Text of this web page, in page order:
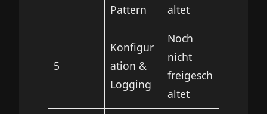
Pattern
altet
5
Konfigur
ation &
Logging
Noch
nicht
freigesch
altet